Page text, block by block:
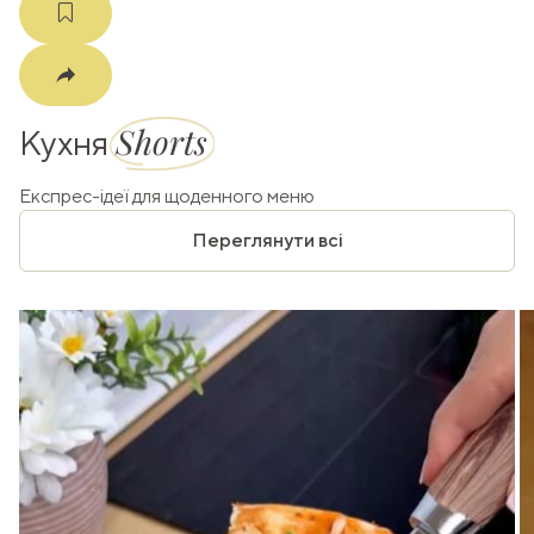
КухняShorts
Експрес-ідеї для щоденного меню
Переглянути всі